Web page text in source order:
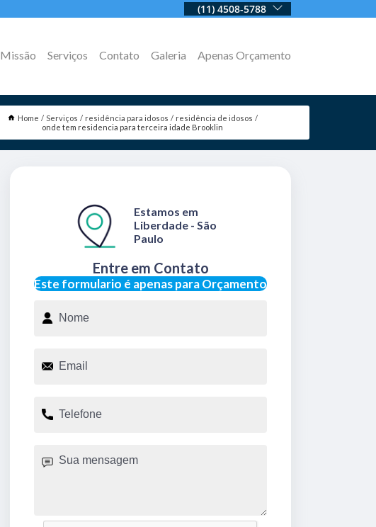
(11) 4508-5788
Missão Serviços Contato Galeria Apenas Orçamento
Home Serviços residência para idosos
residência de idosos
onde tem residencia para terceira idade Brooklin
Este formulario é apenas para Orçamento
Entre em Contato
Estamos em
Liberdade - São
Paulo